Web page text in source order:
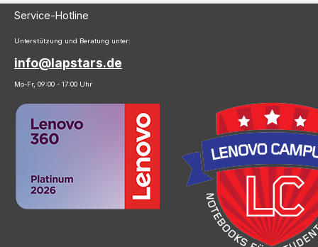
Service-Hotline
Unterstützung und Beratung unter:
info@lapstars.de
Mo-Fr, 09:00 - 17:00 Uhr